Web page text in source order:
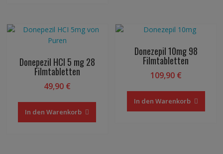
Donepezil HCI 5 mg 28
Filmtabletten
49,90 €
In den Warenkorb
Donezepil 10mg 98
Filmtabletten
109,90 €
In den Warenkorb